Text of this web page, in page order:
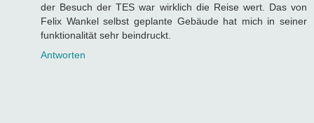
der Besuch der TES war wirklich die Reise wert. Das von
Felix Wankel selbst geplante Gebäude hat mich in seiner
funktionalität sehr beindruckt.
Antworten